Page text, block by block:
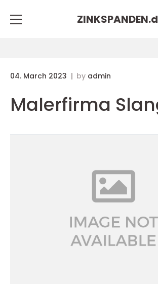
ZINKSPANDEN.
04. March 2023 by admin
Malerfirma